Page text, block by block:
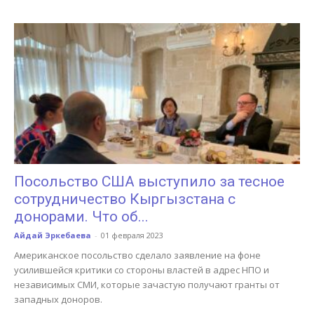
Посольство США выступило за тесное
сотрудничество Кыргызстана с
донорами. Что об...
Айдай Эркебаева - 01 февраля 2023
Американское посольство сделало заявление на фоне
усилившейся критики со стороны властей в адрес НПО и
независимых СМИ, которые зачастую получают гранты от
западных доноров.